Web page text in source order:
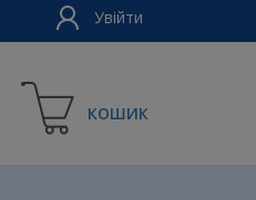
Увійти
КОШИК